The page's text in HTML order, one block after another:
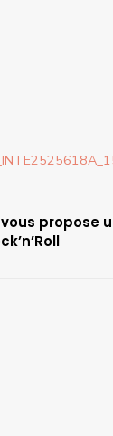
propose